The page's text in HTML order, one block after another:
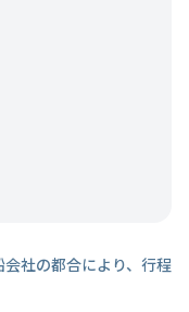
社の都合により、行程